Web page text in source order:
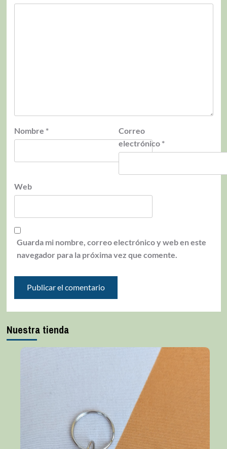
Nombre *
Correo
electrónico *
Web
Guarda mi nombre, correo electrónico y web en este
navegador para la próxima vez que comente.
Nuestra tienda